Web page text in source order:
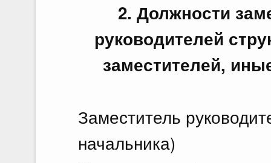
2. Должности
руководителей
заместителей,
Заместитель
начальника)